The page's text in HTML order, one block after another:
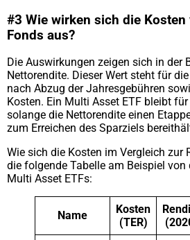
#3 Wie wirken sich die
Fonds aus?
Die Auswirkungen zeigen sich in der
Nettorendite. Dieser Wert steht für
nach Abzug der Jahresgebühren
Kosten. Ein Multi Asset ETF bleibt
solange die Nettorendite einen
zum Erreichen des Sparziels
Wie sich die Kosten im Vergleich zur
die folgende Tabelle am Beispiel
Multi Asset ETFs:
Name
Kosten
(TER)